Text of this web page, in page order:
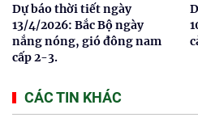
Dự báo thời tiết ngày
13/4/2026: Bắc Bộ ngày
nắng nóng, gió đông nam
cấp 2-3.
CÁC TIN KHÁC